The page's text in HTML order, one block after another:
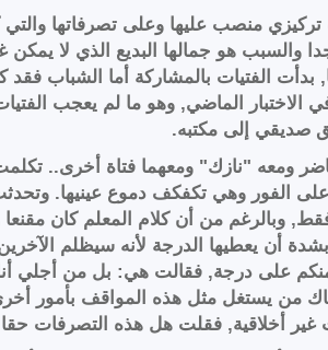
منصب عليها وعلى تصرفاتها
هو جمالها البديع الذي لا
الفتيات بالمشاركة أما الشباب فقد
الماضي, وهو ما لم يعجب
صديقي إلى مكتبه.
"نازك" ومعهما فتاة أخرى.. تكلمت
الفور وهي تكفكف دموع عينيها.
من أن كلام المعلم كان مقنعا
أن يعطيها الدرجة لأنه سيظلم
على درجة, فقالت هي: بل من أجلي
من يستغل مثل هذه المواقف بأمور
غير أخلاقية, فقلت هل هذه